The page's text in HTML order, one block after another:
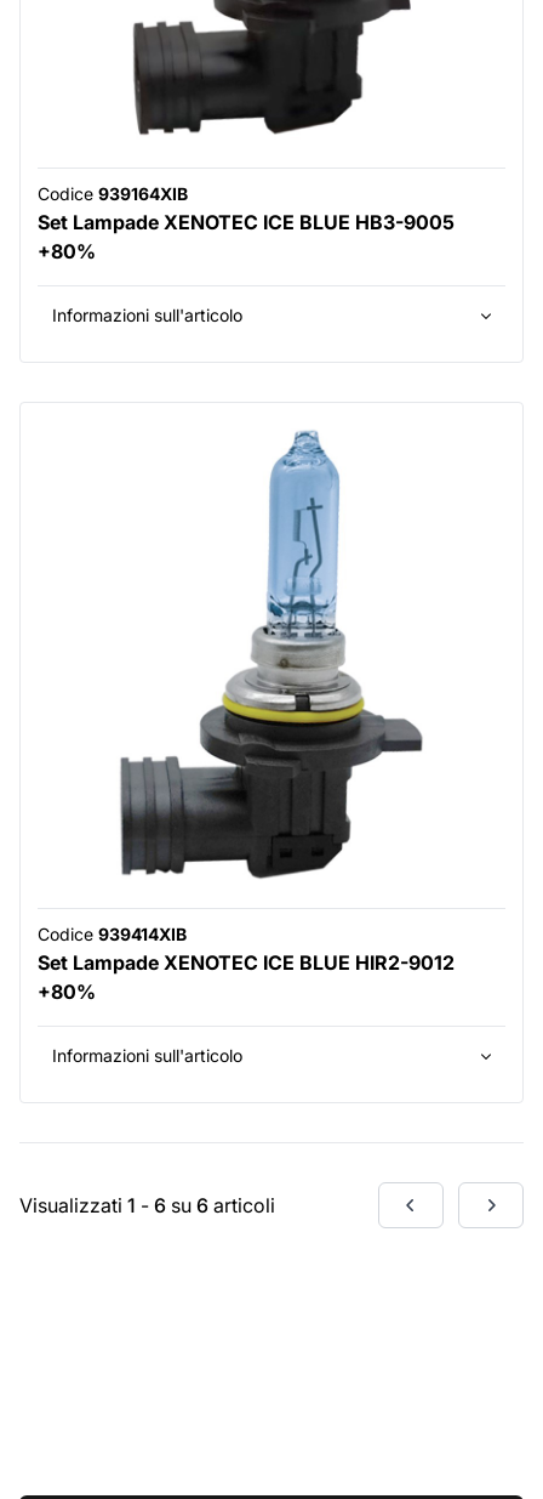
Codice 939164XIB
Set Lampade XENOTEC ICE BLUE HB3-9005
+80%
Informazioni sull'articolo
Codice 939414XIB
Set Lampade XENOTEC ICE BLUE HIR2-9012
+80%
Informazioni sull'articolo
Visualizzati 1 - 6 su 6 articoli